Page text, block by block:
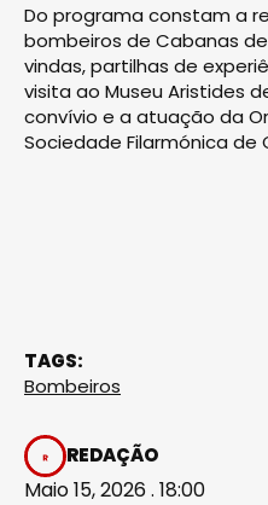
Do programa constam a
bombeiros de Cabanas
vindas, partilhas de
visita ao Museu Aristides
convívio e a atuação da
Sociedade Filarmónica de
TAGS:
Bombeiros
REDAÇÃO
Maio 15, 2026 . 18:00